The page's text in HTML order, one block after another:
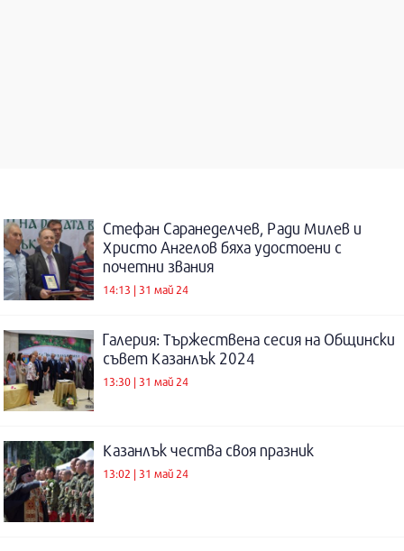
Стефан Саранеделчев, Ради Милев и
Христо Ангелов бяха удостоени с
почетни звания
14:13 | 31 май 24
Галерия: Тържествена сесия на Общински
съвет Казанлък 2024
13:30 | 31 май 24
Казанлък чества своя празник
13:02 | 31 май 24